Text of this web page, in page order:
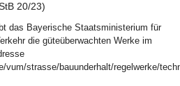
20/23)
das Bayerische Staatsministerium für
die güteüberwachten Werke im
vum/strasse/bauunderhalt/regelwerke/